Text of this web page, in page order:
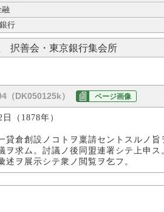
行
択善会・東京銀行集会所
（DK050125k） ページ画像
（1878年）
貸倉創設ノコトヲ稟請セントスルノ
ヲ求ム。討議ノ後同盟連署シテ上申
述ヲ展示シテ衆ノ閲覧ヲ乞フ。